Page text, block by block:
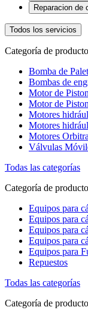
Reparacion de
Todos los servicios
Categoría de
Bomba de
Bombas de
Motor de
Motor de
Motores
Motores
Motores
Válvulas
Todas las categorías
Categoría de
Equipos para
Equipos para
Equipos para
Equipos para
Equipos para
Repuestos
Todas las categorías
Categoría de